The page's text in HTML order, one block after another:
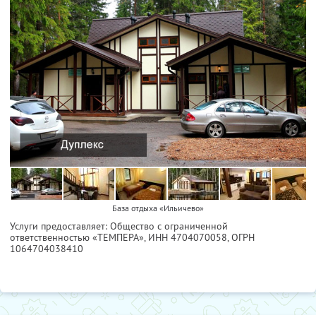
База отдыха «Ильичево»
Услуги предоставляет: Общество с ограниченной
ответственностью «ТЕМПЕРА», ИНН 4704070058, ОГРН
1064704038410